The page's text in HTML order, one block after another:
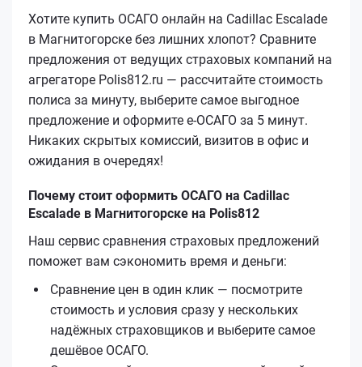
Хотите купить ОСАГО онлайн на Cadillac Escalade
в Магнитогорске без лишних хлопот? Сравните
предложения от ведущих страховых компаний на
агрегаторе Polis812.ru — рассчитайте стоимость
полиса за минуту, выберите самое выгодное
предложение и оформите е‑ОСАГО за 5 минут.
Никаких скрытых комиссий, визитов в офис и
ожидания в очередях!
Почему стоит оформить ОСАГО на Cadillac
Escalade в Магнитогорске на Polis812
Наш сервис сравнения страховых предложений
поможет вам сэкономить время и деньги:
Сравнение цен в один клик — посмотрите
стоимость и условия сразу у нескольких
надёжных страховщиков и выберите самое
дешёвое ОСАГО.